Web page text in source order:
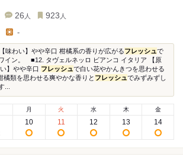
26 人 923 人
-
味わい】やや辛口 柑橘系の香りが広がるフレッシュ で
イン。 ■12. タヴェルネッロ ビアンコ イタリア 【原
】やや辛口 フレッシュ で白い花やかんきつを思わせる
橘類を思わせる爽やかな香りと フレッシュ でみずみずし
...
月
10
火
11
水
12
木
13
金
14